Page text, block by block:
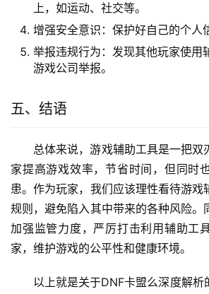
上，如运动、社交等。
增强安全意识：保护好自己的个人
举报违规行为：发现其他玩家使用
游戏公司举报。
五、结语
总体来说，游戏辅助工具是一把双
家提高游戏效率，节省时间，但同时
患。作为玩家，我们应该理性看待游戏
规则，避免陷入其中带来的各种风险。
加强监管力度，严厉打击利用辅助工
家，维护游戏的公平性和健康环境。
以上就是关于DNF卡盟么深度解析